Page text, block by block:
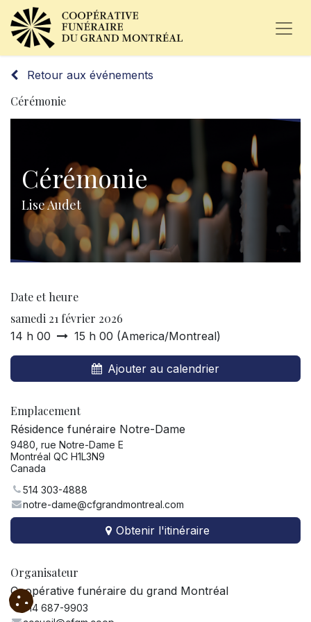
Retour aux événements
Cérémonie
Cérémonie
Lise Audet
Date et heure
samedi 21 février 2026
14 h 00 15 h 00 (America/Montreal)
Ajouter au calendrier
Emplacement
Résidence funéraire Notre-Dame
9480, rue Notre-Dame E
Montréal QC H1L3N9
Canada
514 303-4888
notre-dame@cfgrandmontreal.com
Obtenir l'itinéraire
Organisateur
Coopérative funéraire du grand Montréal
514 687-9903